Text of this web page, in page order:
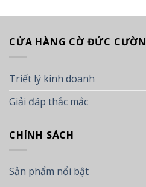
17.000 ₫.
₫.
CỬA HÀNG CỜ ĐỨC
Triết lý kinh doanh
Giải đáp thắc mắc
CHÍNH SÁCH
Sản phẩm nổi bật